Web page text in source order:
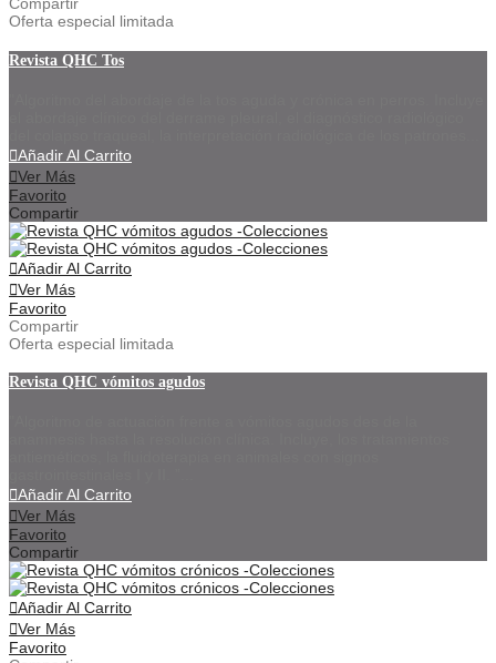
Compartir
Oferta especial limitada
Revista QHC Tos
Añadir Al Carrito
Ver Más
Favorito
Compartir
Añadir Al Carrito
Ver Más
Favorito
Compartir
Oferta especial limitada
Revista QHC vómitos agudos
Añadir Al Carrito
Ver Más
Favorito
Compartir
Añadir Al Carrito
Ver Más
Favorito